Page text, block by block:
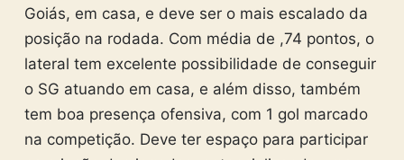
Goiás, em casa, e deve ser o mais escalado da
posição na rodada. Com média de ,74 pontos, o
lateral tem excelente possibilidade de conseguir
o SG atuando em casa, e além disso, também
tem boa presença ofensiva, com 1 gol marcado
na competição. Deve ter espaço para participar